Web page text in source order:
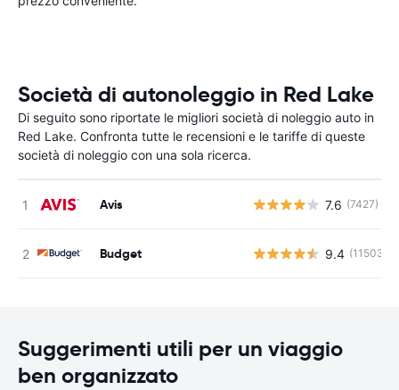
Società di autonoleggio in Red Lake
Di seguito sono riportate le migliori società di noleggio auto in
Red Lake. Confronta tutte le recensioni e le tariffe di queste
società di noleggio con una sola ricerca.
Avis 7.6 (7427)
Budget 9.4 (11503)
Suggerimenti utili per un viaggio
ben organizzato